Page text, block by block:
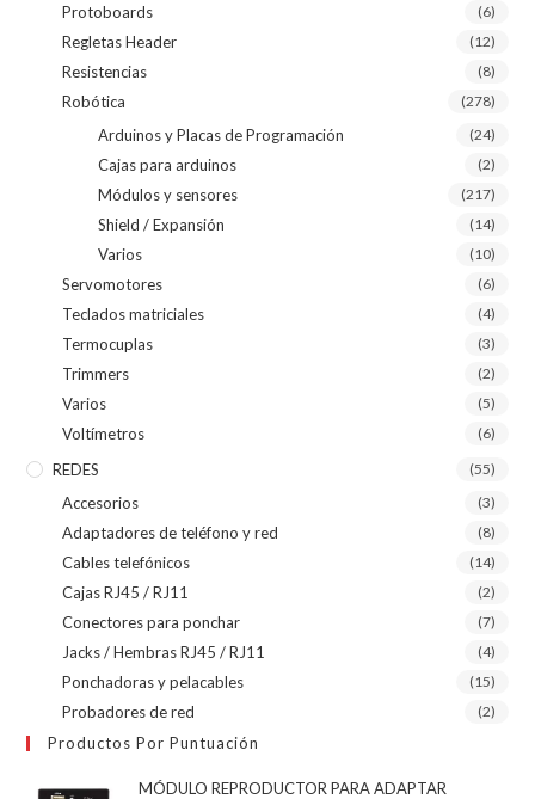
Protoboards (6)
Regletas Header (12)
Resistencias (8)
Robótica (278)
Arduinos y Placas de Programación (24)
Cajas para arduinos (2)
Módulos y sensores (217)
Shield / Expansión (14)
Varios (10)
Servomotores (6)
Teclados matriciales (4)
Termocuplas (3)
Trimmers (2)
Varios (5)
Voltímetros (6)
REDES (55)
Accesorios (3)
Adaptadores de teléfono y red (8)
Cables telefónicos (14)
Cajas RJ45 / RJ11 (2)
Conectores para ponchar (7)
Jacks / Hembras RJ45 / RJ11 (4)
Ponchadoras y pelacables (15)
Probadores de red (2)
Productos Por Puntuación
MÓDULO REPRODUCTOR PARA ADAPTAR